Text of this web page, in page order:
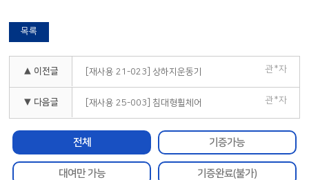
목록
▲ 이전글 [재사용 21-023] 상하지운동기 관*자
▼ 다음글 [재사용 25-003] 침대형휠체어 관*자
전체 기증가능
대여만 가능 기증완료(불가)